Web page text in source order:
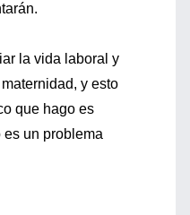
la vida laboral y
y esto
que hago es
es un problema